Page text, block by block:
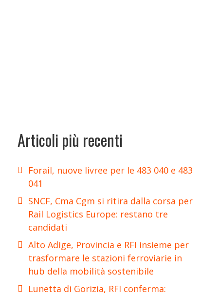
Articoli più recenti
Forail, nuove livree per le 483 040 e 483
041
SNCF, Cma Cgm si ritira dalla corsa per
Rail Logistics Europe: restano tre
candidati
Alto Adige, Provincia e RFI insieme per
trasformare le stazioni ferroviarie in
hub della mobilità sostenibile
Lunetta di Gorizia, RFI conferma: